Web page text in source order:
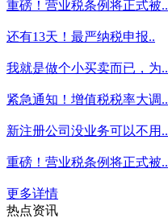
重磅！营业税条例将正式被..
还有13天！最严纳税申报..
我就是做个小买卖而已，为..
紧急通知！增值税税率大调..
新注册公司没业务可以不用..
重磅！营业税条例将正式被..
更多详情
热点资讯